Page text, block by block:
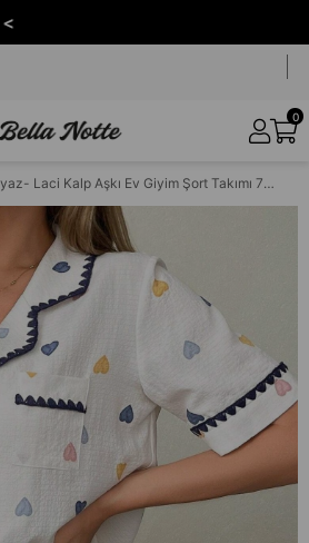
0
Bella Notte Beyaz- Laci Kalp Aşkı Ev Giyim Şort Takımı 7555